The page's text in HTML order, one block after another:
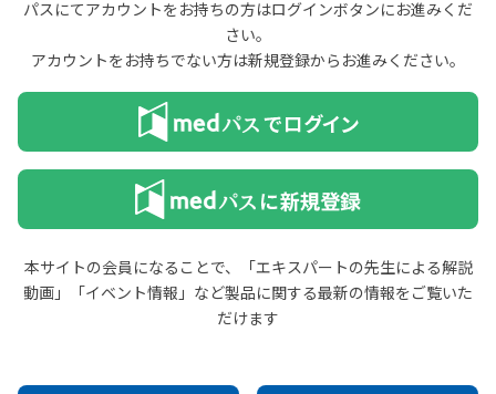
パスにてアカウントをお持ちの方はログインボタンにお進みくだ
さい。
アカウントをお持ちでない方は新規登録からお進みください。
本サイトの会員になることで、「エキスパートの先生による解説
動画」「イベント情報」など製品に関する最新の情報をご覧いた
だけます